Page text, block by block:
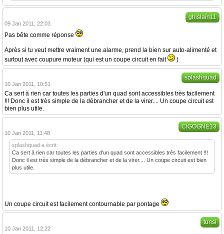
ghislain11
09 Jan 2011, 22:03
Pas bête comme réponse
Après si tu veut mettre vraiment une alarme, prend la bien sur auto-alimenté et
surtout avec coupure moteur (qui est un coupe circuit en fait
)
splashquad
10 Jan 2011, 10:51
Ca sert à rien car toutes les parties d'un quad sont accessibles très facilement
!!! Donc il est très simple de la débrancher et de la virer.... Un coupe circuit est
bien plus utile.
CIGOGNE13
10 Jan 2011, 11:48
splashquad a écrit:
Ca sert à rien car toutes les parties d'un quad sont accessibles très facilement !!!
Donc il est très simple de la débrancher et de la virer.... Un coupe circuit est bien
plus utile.
Un coupe circuit est facilement contournable par pontage
tunsi
10 Jan 2011, 12:22